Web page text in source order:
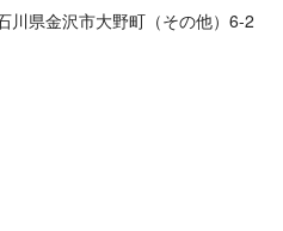
川県金沢市大野町（その他）6-2